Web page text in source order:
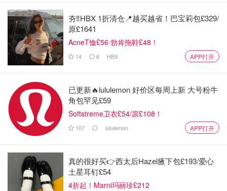
夯‼️HBX 1折清仓📍越买越省！巴宝莉包£329/
原£1641
AcneT恤£56 勃肯拖鞋£48！
14 6 HBX APP打开
已更新🔥lululemon 好价区每周上新 大号粉牛
角包罕见£59
Softstreme卫衣£54/原£108！
107 lululemon APP打开
真的很好买👉西太后Hazel腋下包£193/爱心
土星耳钉£54
4折起！Marni玛丽珍£212